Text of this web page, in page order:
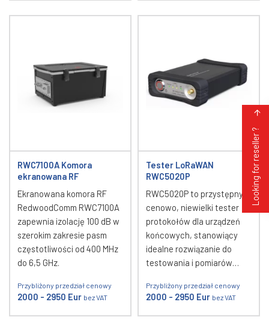
RWC7100A Komora
ekranowana RF
Ekranowana komora RF
RedwoodComm RWC7100A
zapewnia izolację 100 dB w
szerokim zakresie pasm
częstotliwości od 400 MHz
do 6,5 GHz.
Przybliżony przedział cenowy
2000 - 2950 Eur bez VAT
Tester LoRaWAN
RWC5020P
RWC5020P to przystępny
cenowo, niewielki tester
protokołów dla urządzeń
końcowych, stanowiący
idealne rozwiązanie do
testowania i pomiarów…
Przybliżony przedział cenowy
2000 - 2950 Eur bez VAT
Looking for reseller ?